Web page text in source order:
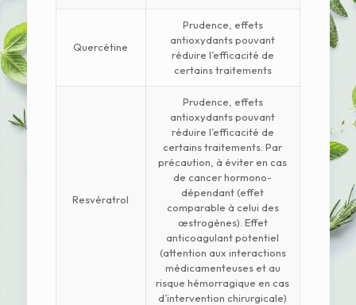
Quercétine
Prudence, effets
antioxydants pouvant
réduire l’efficacité de
certains traitements
Resvératrol
Prudence, effets
antioxydants pouvant
réduire l’efficacité de
certains traitements. Par
précaution, à éviter en cas
de cancer hormono-
dépendant (effet
comparable à celui des
œstrogènes). Effet
anticoagulant potentiel
(attention aux interactions
médicamenteuses et au
risque hémorragique en cas
d’intervention chirurgicale)